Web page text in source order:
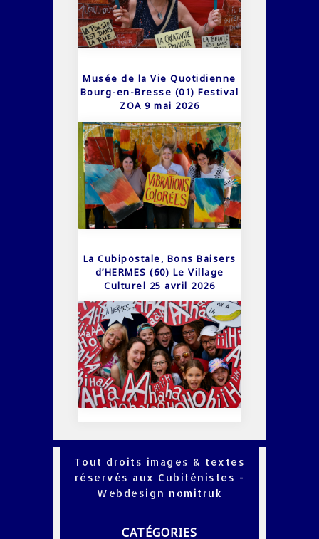
Musée de la Vie Quotidienne
Bourg-en-Bresse (01) Festival
ZOA 9 mai 2026
La Cubipostale, Bons Baisers
d’HERMES (60) Le Village
Culturel 25 avril 2026
Tout droits images & textes
réservés aux Cubiténistes -
Webdesign nomitruk
CATÉGORIES